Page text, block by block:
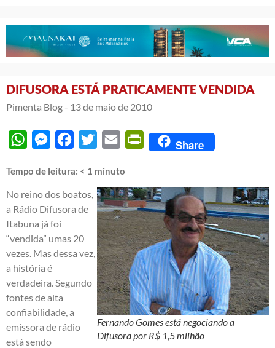
DIFUSORA ESTÁ PRATICAMENTE VENDIDA
Pimenta Blog - 13 de maio de 2010
WhatsAppMessengerFacebook
Twitter Email PrintFriendly
Share
Tempo de leitura: < 1 minuto
Fernando Gomes está negociando a
Difusora por R$ 1,5 milhão
No reino dos boatos,
a Rádio Difusora de
Itabuna já foi
“vendida” umas 20
vezes. Mas dessa vez,
a história é
verdadeira. Segundo
fontes de alta
confiabilidade, a
emissora de rádio
está sendo